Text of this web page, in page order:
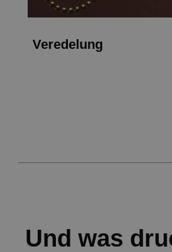
Veredelung
Und was